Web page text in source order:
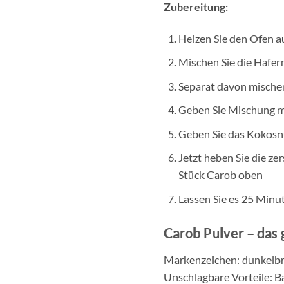
Zubereitung:
Heizen Sie den Ofen
Mischen Sie die
Separat davon
Geben Sie Mischung
Geben Sie das
Jetzt heben Sie die
Stück Carob oben
Lassen Sie es 25
Carob Pulver – das
Markenzeichen:
Unschlagbare Vorteile: